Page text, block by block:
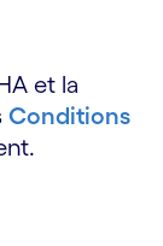
et la
Conditions